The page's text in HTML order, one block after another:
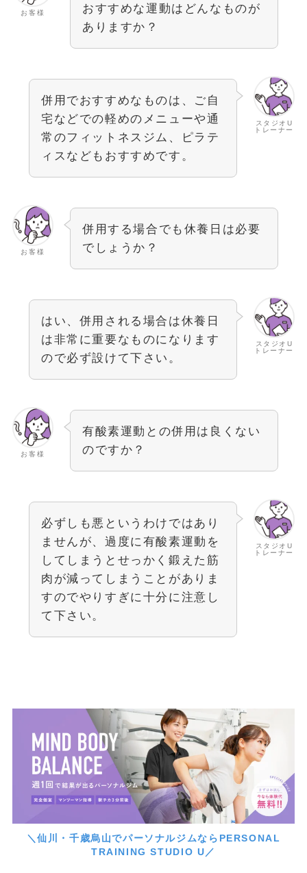
お客様
おすすめな運動はどんなものが
ありますか？
スタジオU
トレーナー
併用でおすすめなものは、ご自
宅などでの軽めのメニューや通
常のフィットネスジム、ピラテ
ィスなどもおすすめです。
お客様
併用する場合でも休養日は必要
でしょうか？
スタジオU
トレーナー
はい、併用される場合は休養日
は非常に重要なものになります
ので必ず設けて下さい。
お客様
有酸素運動との併用は良くない
のですか？
スタジオU
トレーナー
必ずしも悪というわけではあり
ませんが、過度に有酸素運動を
してしまうとせっかく鍛えた筋
肉が減ってしまうことがありま
すのでやりすぎに十分に注意し
て下さい。
＼仙川・千歳烏山でパーソナルジムならPERSONAL
TRAINING STUDIO U／